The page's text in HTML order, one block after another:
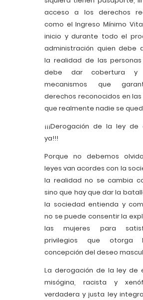
acceso a los derechos
como el Ingreso Mínimo
inicio y durante todo el
administración quien debe
la realidad de las
debe dar cobertura y
mecanismos que
derechos reconocidos en
que realmente nadie se
¡¡¡Derogación de la ley de
ya!!!
Porque no debemos
leyes van acordes con la
la realidad no se cambia
sino que hay que dar la
la sociedad entienda y
no se puede consentir la
las mujeres para
privilegios que otorga
concepción del deseo
La derogación de la ley de
misógina, racista y
verdadera y justa ley